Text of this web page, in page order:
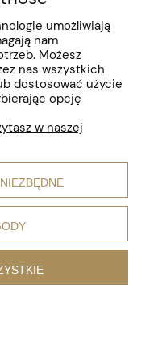
umożliwiają
nam
Możesz
nas wszystkich
dostosować użycie
opcję
w naszej